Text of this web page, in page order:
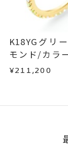
K18YGグリ
モンド/カラ
ア/ダイヤモン
¥211,200